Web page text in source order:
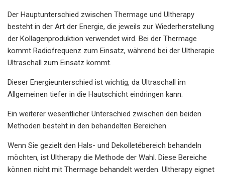
Der Hauptunterschied zwischen Thermage und Ultherapy
besteht in der Art der Energie, die jeweils zur Wiederherstellung
der Kollagenproduktion verwendet wird. Bei der Thermage
kommt Radiofrequenz zum Einsatz, während bei der Ultherapie
Ultraschall zum Einsatz kommt.
Dieser Energieunterschied ist wichtig, da Ultraschall im
Allgemeinen tiefer in die Hautschicht eindringen kann.
Ein weiterer wesentlicher Unterschied zwischen den beiden
Methoden besteht in den behandelten Bereichen.
Wenn Sie gezielt den Hals- und Dekolletébereich behandeln
möchten, ist Ultherapy die Methode der Wahl. Diese Bereiche
können nicht mit Thermage behandelt werden. Ultherapy eignet